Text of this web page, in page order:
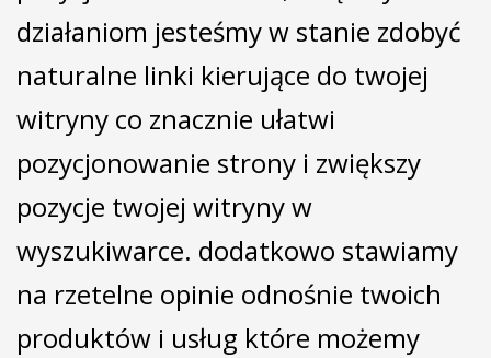
działaniom jesteśmy w stanie zdobyć
naturalne linki kierujące do twojej
witryny co znacznie ułatwi
pozycjonowanie strony i zwiększy
pozycje twojej witryny w
wyszukiwarce. dodatkowo stawiamy
na rzetelne opinie odnośnie twoich
produktów i usług które możemy